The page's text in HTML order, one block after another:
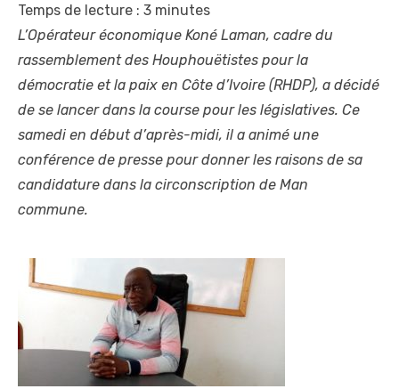
Temps de lecture : 3 minutes
L’Opérateur économique Koné Laman, cadre du
rassemblement des Houphouëtistes pour la
démocratie et la paix en Côte d’Ivoire (RHDP), a décidé
de se lancer dans la course pour les législatives. Ce
samedi en début d’après-midi, il a animé une
conférence de presse pour donner les raisons de sa
candidature dans la circonscription de Man
commune.